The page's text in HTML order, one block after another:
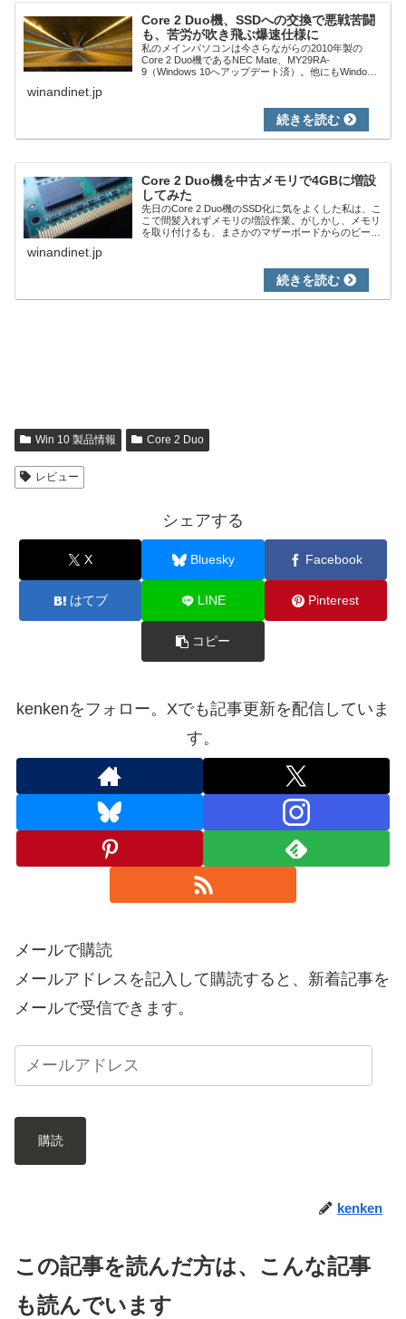
Core 2 Duo機、SSDへの交換で悪戦苦闘
も、苦労が吹き飛ぶ爆速仕様に
私のメインパソコンは今さらながらの2010年製の
Core 2 Duo機であるNEC Mate、MY29RA-
9（Windows 10へアップデート済）。他にもWindows
winandinet.jp
Core 2 Duo機を中古メモリで4GBに増設
してみた
先日のCore 2 Duo機のSSD化に気をよくした私は、こ
こで間髪入れずメモリの増設作業。がしかし、メモリ
を取り付けるも、まさかのマザーボードからのビープ
winandinet.jp
Win 10 製品情報 Core 2 Duo
レビュー
シェアする
X Bluesky Facebook
はてブ LINE Pinterest
コピー
kenkenをフォロー。Xでも記事更新を配信していま
す。
メールで購読
メールアドレスを記入して購読すると、新着記事を
メールで受信できます。
購読
kenken
この記事を読んだ方は、こんな記事
も読んでいます